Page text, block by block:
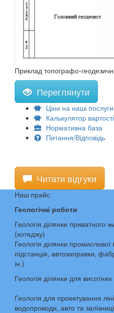
Приклад топографо-
Переглянути
Ціни на наші послуги
Калькулятор
Нормативна база
Питання/Відповідь
Читати відгуки
Наш прайс
Геологічні роботи
Геологія ділянки приватного
(котеджу)
Геологія ділянки
підстанція, автозаправки,
ін.)
Геологія ділянки для
Геологія для проектування
водопроводи, авто та